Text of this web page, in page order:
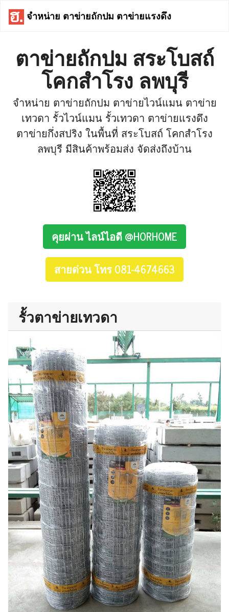
จำหน่าย ตาข่ายถักปม ตาข่ายแรงดึง
ตาข่ายถักปม สระโบสถ์
โคกสำโรง ลพบุรี
จำหน่าย ตาข่ายถักปม ตาข่ายไวน์แมน ตาข่าย
เทวดา รั้วไวน์แมน รั้วเทวดา ตาข่ายแรงดึง
ตาข่ายกึ่งสปริง ในพื้นที่ สระโบสถ์ โคกสำโรง
ลพบุรี มีสินค้าพร้อมส่ง จัดส่งถึงบ้าน
คุยผ่าน ไลน์ไอดี @HORHOME
สายด่วน โทร 081-4674663
รั้วตาข่ายเทวดา